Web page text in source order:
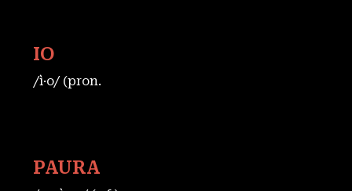
IO
/ì·o/ (pron.
PAURA